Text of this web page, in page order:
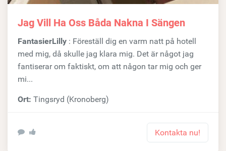
Jag Vill Ha Oss Båda Nakna I Sängen
FantasierLilly : Föreställ dig en varm natt på hotell
med mig, då skulle jag klara mig. Det är något jag
fantiserar om faktiskt, om att någon tar mig och ger
mi...
Ort: Tingsryd (Kronoberg)
Kontakta nu!